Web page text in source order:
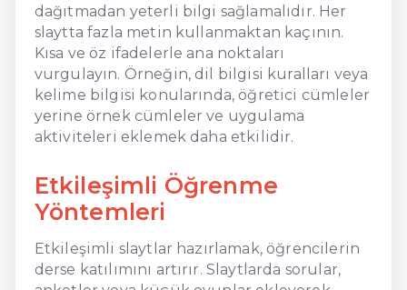
dağıtmadan yeterli bilgi sağlamalıdır. Her
slaytta fazla metin kullanmaktan kaçının.
Kısa ve öz ifadelerle ana noktaları
vurgulayın. Örneğin, dil bilgisi kuralları veya
kelime bilgisi konularında, öğretici cümleler
yerine örnek cümleler ve uygulama
aktiviteleri eklemek daha etkilidir.
Etkileşimli Öğrenme
Yöntemleri
Etkileşimli slaytlar hazırlamak, öğrencilerin
derse katılımını artırır. Slaytlarda sorular,